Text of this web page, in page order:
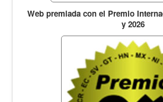
Web premiada con el Premio
y 2026